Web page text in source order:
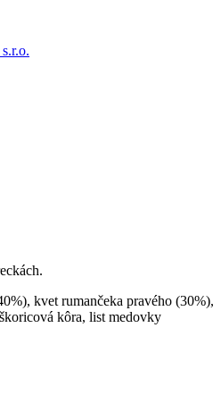
kvet rumančeka pravého (30%),
kôra, list medovky